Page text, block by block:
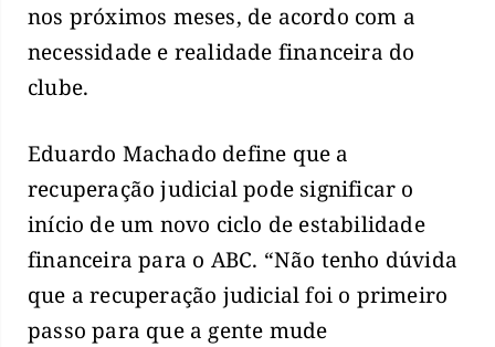
nos próximos meses, de acordo com a
necessidade e realidade financeira do
clube.
Eduardo Machado define que a
recuperação judicial pode significar o
início de um novo ciclo de estabilidade
financeira para o ABC. “Não tenho dúvida
que a recuperação judicial foi o primeiro
passo para que a gente mude